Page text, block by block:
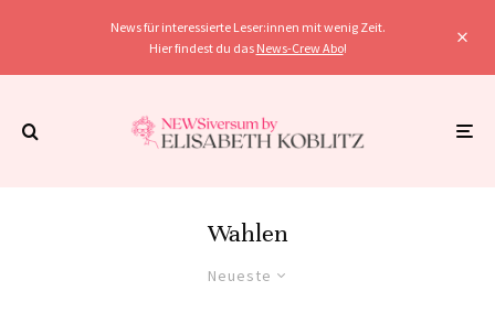
News für interessierte Leser:innen mit wenig Zeit.
Hier findest du das News-Crew Abo!
Wahlen
Neueste